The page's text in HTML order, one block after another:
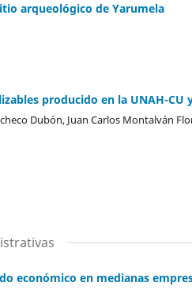
arqueológico de Yarumela
producido en la UNAH-CU
Dubón, Juan Carlos Montalván
económico en medianas